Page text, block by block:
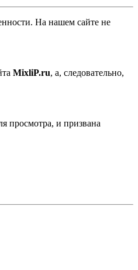
На нашем сайте не
MixliP.ru, а, следовательно,
просмотра, и призвана